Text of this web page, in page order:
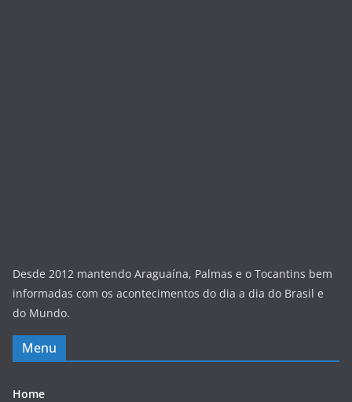
Desde 2012 mantendo Araguaína, Palmas e o Tocantins bem
informadas com os acontecimentos do dia a dia do Brasil e
do Mundo.
Menu
Home